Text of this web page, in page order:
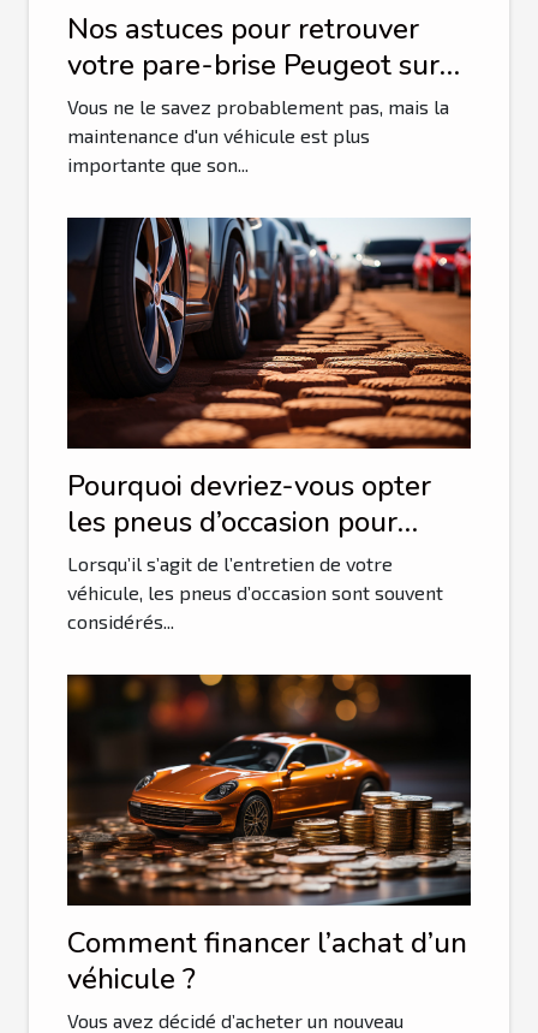
Nos astuces pour retrouver
votre pare-brise Peugeot sur
le net
Vous ne le savez probablement pas, mais la
maintenance d'un véhicule est plus
importante que son...
Pourquoi devriez-vous opter
les pneus d’occasion pour
votre véhicule ?
Lorsqu’il s’agit de l’entretien de votre
véhicule, les pneus d’occasion sont souvent
considérés...
Comment financer l’achat d’un
véhicule ?
Vous avez décidé d’acheter un nouveau